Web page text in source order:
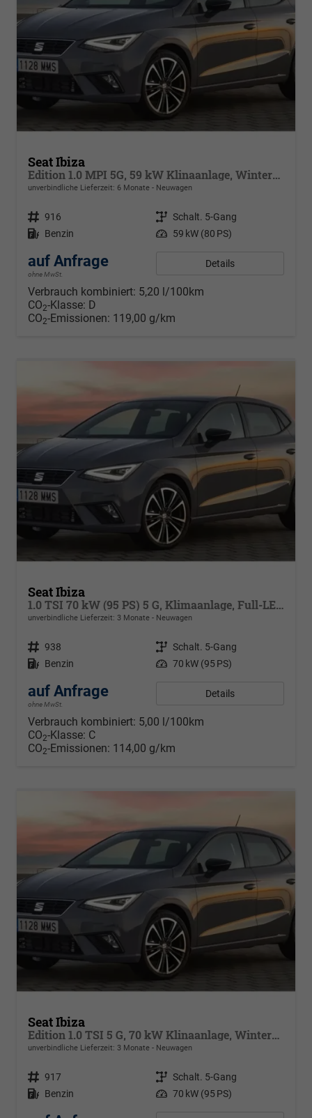
Seat Ibiza
Edition 1.0 MPI 5G, 59 kW Klinaanlage, Winterpaket: beheizb Sitze + Spiegel, elektr.klappbar, get. Bank, Armlehne v., 4 elektr. Fensterheb. LED Licht, autom. Fernlichtregulierung, Licht & Sicht Paket ,PDC,Alufelgen, Vorders. hvs,Full-Link, digital Cockpit
unverbindliche Lieferzeit: 6 Monate Neuwagen
Fahrzeugnr. 916 Getriebe Schalt. 5-Gang
Kraftstoff Benzin Leistung 59 kW (80 PS)
auf Anfrage
ohne MwSt.
Details
Verbrauch kombiniert: 5,20 l/100km
CO2-Klasse: D
CO2-Emissionen: 119,00 g/km
Seat Ibiza
1.0 TSI 70 kW (95 PS) 5 G, Klimaanlage, Full-LED, Full Link, Radioanlage, Alufelgen 15 Zoll, Nebelscheinwerfer m. K-Licht, autom. Fernlichtregulierung, Licht & Sicht Paket, Digital Cockpit,
unverbindliche Lieferzeit: 3 Monate Neuwagen
Fahrzeugnr. 938 Getriebe Schalt. 5-Gang
Kraftstoff Benzin Leistung 70 kW (95 PS)
auf Anfrage
ohne MwSt.
Details
Verbrauch kombiniert: 5,00 l/100km
CO2-Klasse: C
CO2-Emissionen: 114,00 g/km
Seat Ibiza
Edition 1.0 TSI 5 G, 70 kW Klinaanlage, Winterpaket: beheizb Sitze + Spiegel, elektr.klappbar, get. Bank, Armlehne v., 4 elektr. Fensterheb. LED Licht, autom. Fernlichtregulierung, Licht & Sicht Paket ,PDC,Alufelgen, Vorders.hvs,Full-Link, digital Cockpit
unverbindliche Lieferzeit: 3 Monate Neuwagen
Fahrzeugnr. 917 Getriebe Schalt. 5-Gang
Kraftstoff Benzin Leistung 70 kW (95 PS)